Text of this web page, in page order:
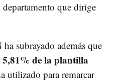
que dirige
ha subrayado además que
5,81% de la plantilla
utilizado para remarcar